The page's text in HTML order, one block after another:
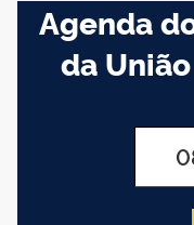
Agenda
da